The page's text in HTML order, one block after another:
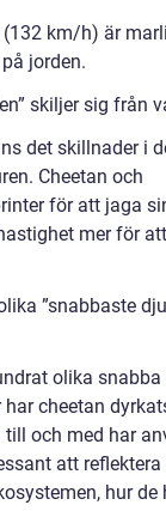
km/h) är
jorden.
skiljer sig från
det skillnader i
Cheetan och
för att jaga
mer för att
”snabbaste
olika
cheetan
till och med har
att reflektera
hur de